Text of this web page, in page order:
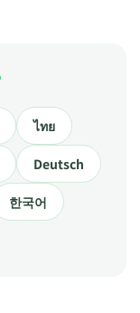
ไทย
Deutsch
한국어